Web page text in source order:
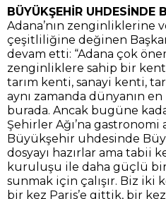
BÜYÜKŞEHİR UHDESİNDE
Adana’nın zenginliklerine
çeşitliliğine değinen
devam etti: “Adana çok
zenginliklere sahip bir
tarım kenti, sanayi kenti,
aynı zamanda dünyanın
burada. Ancak bugüne
Şehirler Ağı’na gastronomi
Büyükşehir uhdesinde
dosyayı hazırlar ama tabii
kuruluşu ile daha güçlü
sunmak için çalışır. Biz iki
bir kez Paris’e gittik, bir